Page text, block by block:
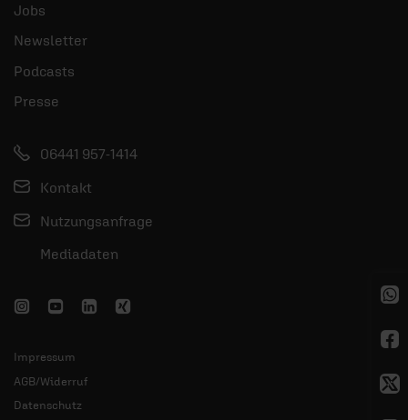
Jobs
Newsletter
Podcasts
Presse
06441 957-1414
Kontakt
Nutzungsanfrage
Mediadaten
Impressum
AGB/Widerruf
Datenschutz